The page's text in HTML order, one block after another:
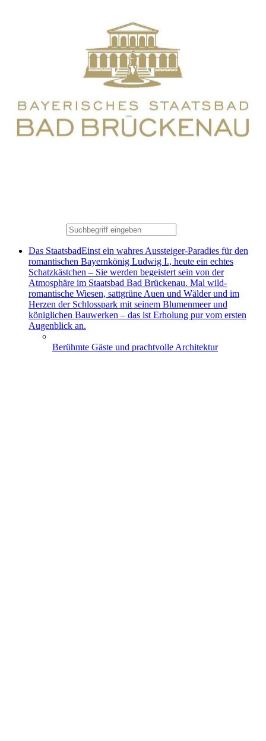
Das StaatsbadEinst ein wahres Aussteiger-Paradies für den
romantischen Bayernkönig Ludwig I., heute ein echtes
Schatzkästchen – Sie werden begeistert sein von der
Atmosphäre im Staatsbad Bad Brückenau. Mal wild-
romantische Wiesen, sattgrüne Auen und Wälder und im
Herzen der Schlosspark mit seinem Blumenmeer und
königlichen Bauwerken – das ist Erholung pur vom ersten
Augenblick an.
Berühmte Gäste und prachtvolle Architektur